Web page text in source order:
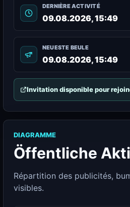
DERNIÈRE ACTIVITÉ
09.08.2026, 15:49
NEUESTE BEULE
09.08.2026, 15:49
Invitation disponible pour
DIAGRAMME
Öffentliche
Répartition des publicités,
visibles.